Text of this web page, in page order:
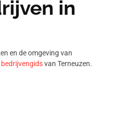
in
en de omgeving van
bedrijvengidsvan Terneuzen.